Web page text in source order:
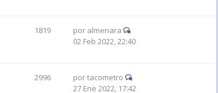
1819 por almenara
02 Feb 2022, 22:40
2996 portacometro
27 Ene 2022, 17:42